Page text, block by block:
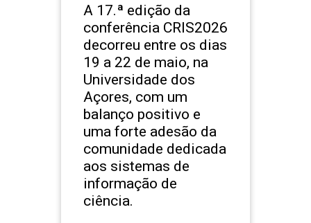
A 17.ª edição da
conferência CRIS2026
decorreu entre os dias
19 a 22 de maio, na
Universidade dos
Açores, com um
balanço positivo e
uma forte adesão da
comunidade dedicada
aos sistemas de
informação de
ciência.